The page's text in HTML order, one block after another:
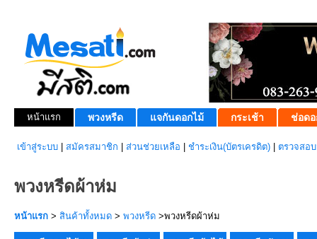
หน้าแรก พวงหรีด แจกันดอกไม้ กระเช้า ช่อดอ
เข้าสู่ระบบ สมัครสมาชิก ส่วนช่วยเหลือ ชำระเงิน(บัตรเครดิต) ตรวจสอ
พวงหรีดผ้าห่ม
หน้าแรก > สินค้าทั้งหมด > พวงหรีด >พวงหรีดผ้าห่ม